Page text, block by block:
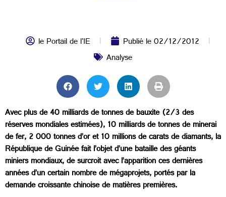
le Portail de l'IE Publié le02/12/2012
Analyse
Avec plus de 40 milliards de tonnes de bauxite (2/3 des
réserves mondiales estimées), 10 milliards de tonnes de minerai
de fer, 2 000 tonnes d’or et 10 millions de carats de diamants, la
République de Guinée fait l’objet d’une bataille des géants
miniers mondiaux, de surcroit avec l’apparition ces dernières
années d’un certain nombre de mégaprojets, portés par la
demande croissante chinoise de matières premières.